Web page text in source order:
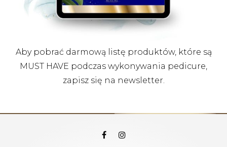
Aby pobrać darmową listę produktów, które są
MUST HAVE podczas wykonywania pedicure,
zapisz się na newsletter.